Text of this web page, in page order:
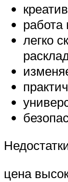
работа
легко
цена